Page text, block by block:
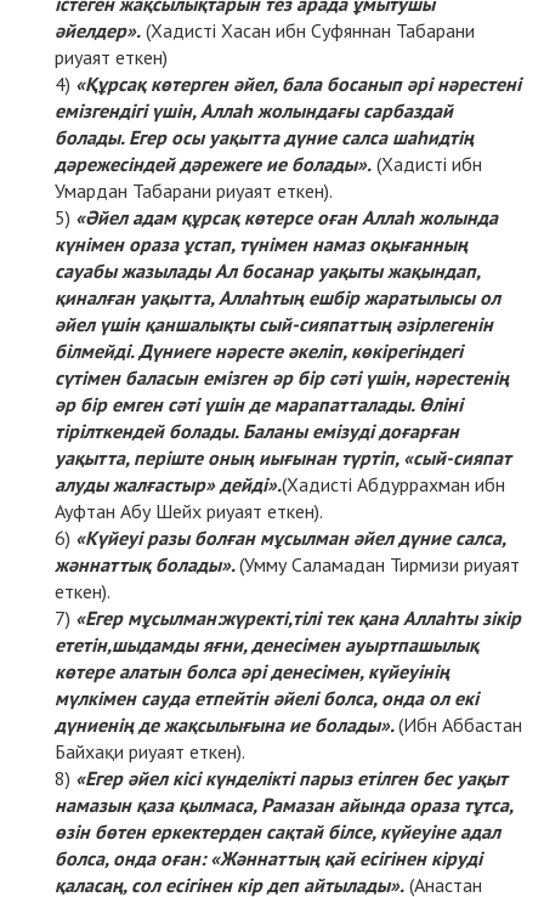
әйелдер». (Хадисті Хасан ибн Суфяннан Табарани
риуаят еткен)
«Құрсақ көтерген әйел, бала босанып әрі нәрестені
емізгендігі үшін, Аллаһ жолындағы сарбаздай
болады. Егер осы уақытта дүние салса шаһидтің
дәрежесіндей дәрежеге ие болады». (Хадисті ибн
Умардан Табарани риуаят еткен).
«Әйел адам құрсақ көтерсе оған Аллаһ жолында
күнімен ораза ұстап, түнімен намаз оқығанның
сауабы жазылады Ал босанар уақыты жақындап,
қиналған уақытта, Аллаһтың ешбір жаратылысы ол
әйел үшін қаншалықты сый-сияпаттың әзірлегенін
білмейді. Дүниеге нәресте әкеліп, көкірегіндегі
сүтімен баласын емізген әр бір сәті үшін, нәрестенің
әр бір емген сәті үшін де марапатталады. Өліні
тірілткендей болады. Баланы емізуді доғарған
уақытта, періште оның иығынан түртіп, «сый-сияпат
алуды жалғастыр» дейді».(Хадисті Абдуррахман ибн
Ауфтан Абу Шейх риуаят еткен).
«Күйеуі разы болған мұсылман әйел дүние салса,
жәннаттық болады».(Умму Саламадан Тирмизи риуаят
еткен).
«Егер мұсылман:жүректі,тілі тек қана Аллаһты зікір
ететін,шыдамды яғни, денесімен ауыртпашылық
көтере алатын болса әрі денесімен, күйеуінің
мүлкімен сауда етпейтін әйелі болса, онда ол екі
дүниенің де жақсылығына ие болады».(Ибн Аббастан
Байхақи риуаят еткен).
«Егер әйел кісі күнделікті парыз етілген бес уақыт
намазын қаза қылмаса, Рамазан айында ораза тұтса,
өзін бөтен еркектерден сақтай білсе, күйеуіне адал
болса, онда оған: «Жәннаттың қай есігінен кіруді
қаласаң, сол есігінен кір деп айтылады». (Анастан